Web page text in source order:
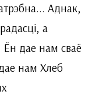
Аднак,
а
дае нам сваё
нам Хлеб